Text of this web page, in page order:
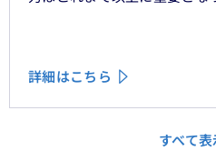
いる」「理解されている」と
詳細はこちら
すべて表